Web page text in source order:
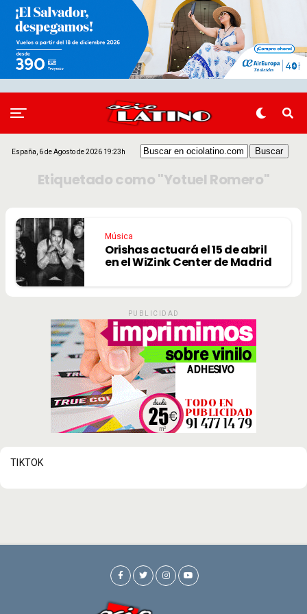
España, 6 de Agosto de 2026 19:23h
Etiquetado como "Yotuel Romero"
Música
Orishas actuará el 15 de abril
en el WiZink Center de Madrid
PUBLICIDAD
TIKTOK